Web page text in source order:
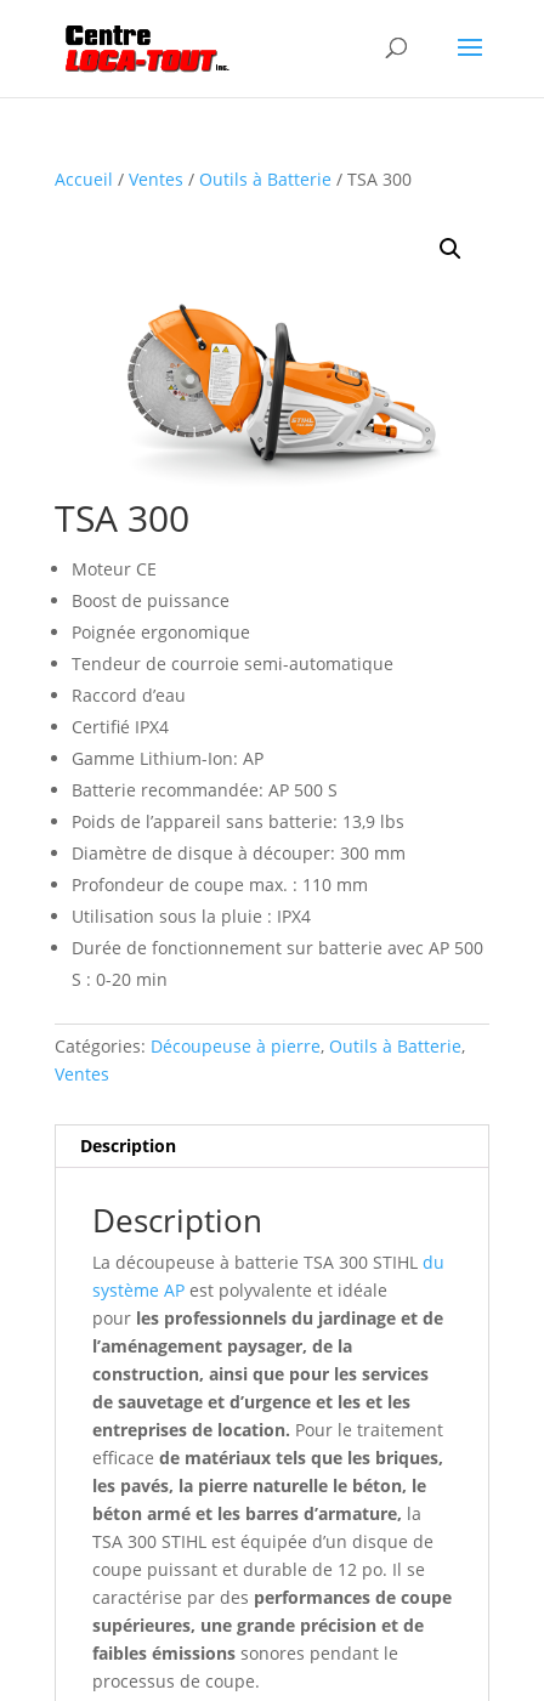
Accueil / Ventes / Outils à Batterie / TSA 300
TSA 300
Moteur CE
Boost de puissance
Poignée ergonomique
Tendeur de courroie semi-automatique
Raccord d’eau
Certifié IPX4
Gamme Lithium-Ion: AP
Batterie recommandée: AP 500 S
Poids de l’appareil sans batterie: 13,9 lbs
Diamètre de disque à découper: 300 mm
Profondeur de coupe max. : 110 mm
Utilisation sous la pluie : IPX4
Durée de fonctionnement sur batterie avec AP 500
S : 0-20 min
Catégories: Découpeuse à pierre, Outils à Batterie,
Ventes
Description
Description
La découpeuse à batterie TSA 300 STIHL du
système APest polyvalente et idéale
pour les professionnels du jardinage et de
l’aménagement paysager, de la
construction, ainsi que pour les services
de sauvetage et d’urgence et les et les
entreprises de location. Pour le traitement
efficace de matériaux tels que les briques,
les pavés, la pierre naturelle le béton, le
béton armé et les barres d’armature, la
TSA 300 STIHL est équipée d’un disque de
coupe puissant et durable de 12 po. Il se
caractérise par des performances de coupe
supérieures, une grande précision et de
faibles émissions sonores pendant le
processus de coupe.